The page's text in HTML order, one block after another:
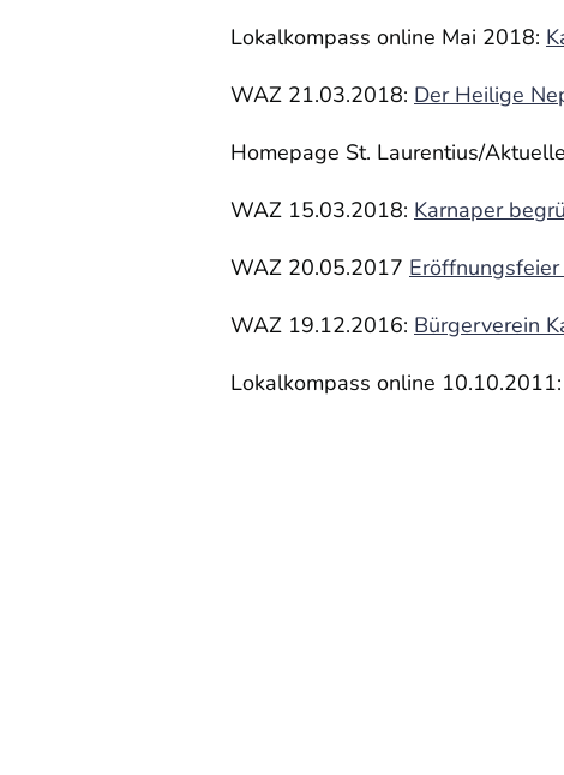
Lokalkompass online Mai 2018:
WAZ 21.03.2018: Der Heilige
Homepage St. Laurentius/
WAZ 15.03.2018: Karnaper
WAZ 20.05.2017
WAZ 19.12.2016: Bürgerverein
Lokalkompass online 10.10.2011: